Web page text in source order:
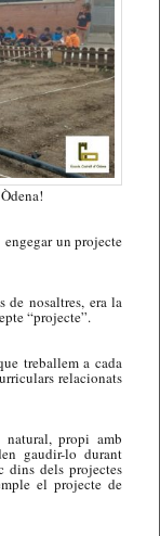
un projecte
de nosaltres, era la
“projecte”.
treballem a cada
relacionats
natural, propi amb
gaudir-lo durant
dins dels projectes
el projecte de